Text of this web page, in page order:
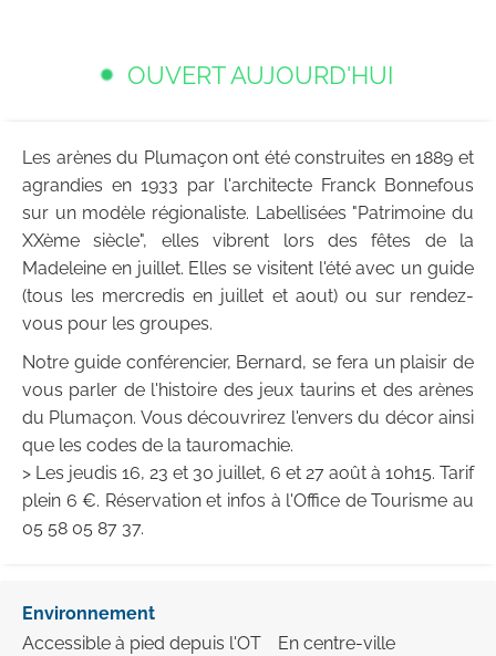
OUVERT AUJOURD'HUI
Les arènes du Plumaçon ont été construites en 1889 et
agrandies en 1933 par l'architecte Franck Bonnefous
sur un modèle régionaliste. Labellisées "Patrimoine du
XXème siècle", elles vibrent lors des fêtes de la
Madeleine en juillet. Elles se visitent l'été avec un guide
(tous les mercredis en juillet et aout) ou sur rendez-
vous pour les groupes.
Notre guide conférencier, Bernard, se fera un plaisir de
vous parler de l'histoire des jeux taurins et des arènes
du Plumaçon. Vous découvrirez l'envers du décor ainsi
que les codes de la tauromachie.
> Les jeudis 16, 23 et 30 juillet, 6 et 27 août à 10h15. Tarif
plein 6 €. Réservation et infos à l'Office de Tourisme au
05 58 05 87 37.
Environnement
Accessible à pied depuis l'OT
En centre-ville